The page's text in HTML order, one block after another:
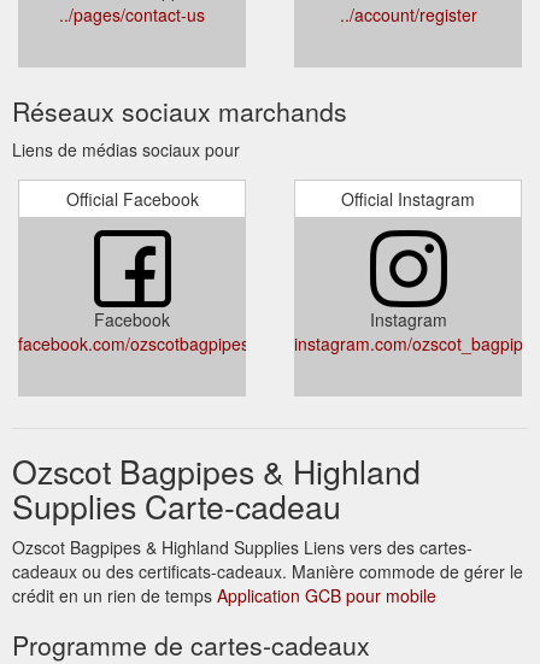
../pages/contact-us
../account/register
Réseaux sociaux marchands
Liens de médias sociaux pour
Official Facebook
Facebook
facebook.com/ozscotbagpipesandhighlandsupplies/
Official Instagram
Instagram
instagram.com/
Ozscot Bagpipes & Highland
Supplies Carte-cadeau
Ozscot Bagpipes & Highland Supplies Liens vers des cartes-
cadeaux ou des certificats-cadeaux. Manière commode de gérer le
crédit en un rien de temps Application GCB pour mobile
Programme de cartes-cadeaux